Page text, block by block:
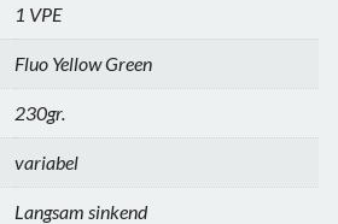
1 VPE
Fluo Yellow Green
230gr.
variabel
Langsam sinkend